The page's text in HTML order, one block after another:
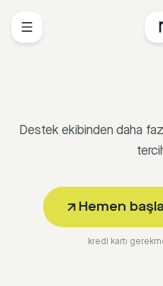
Destek ekibinden daha
Hemen
kredi kartı